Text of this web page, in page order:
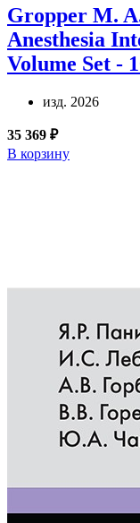
Gropper M.
Anesthesia
Volume Set -
изд. 2026
35 369 ₽
В корзину